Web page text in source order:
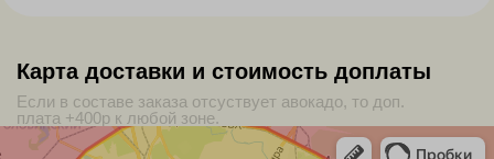
Карта доставки и стоимость доплаты
Если в составе заказа отсуствует авокадо, то доп.
плата +400р к любой зоне.